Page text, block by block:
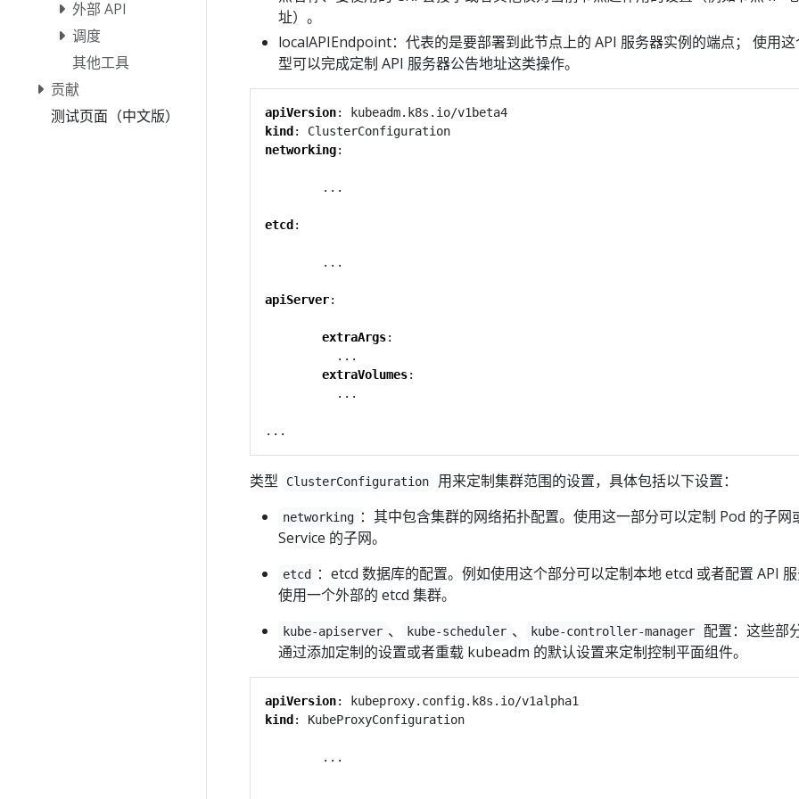
外部 API
调度
其他工具
贡献
测试页面（中文版）
址）。
localAPIEndpoint：代表的是要部署到此节点上的 API 服务器实例的端点； 使用
型可以完成定制 API 服务器公告地址这类操作。
apiVersion:
kubeadm.k8s.io/v1beta4
kind :
ClusterConfiguration
networking:
...
etcd :
...
apiServer:
extraArgs:
...
extraVolumes:
...
...
类型 ClusterConfiguration 用来定制集群范围的设置，具体包括以下设置：
networking ：其中包含集群的网络拓扑配置。使用这一部分可以定制 Pod 的子网
Service 的子网。
etcd
：etcd 数据库的配置。例如使用这个部分可以定制本地 etcd 或者配置 API
使用一个外部的 etcd 集群。
kube-apiserver 、 kube-scheduler 、 kube-controller-manager
配置：这些部
通过添加定制的设置或者重载 kubeadm 的默认设置来定制控制平面组件。
apiVersion:
kubeproxy.config.k8s.io/v1alpha1
kind : KubeProxyConfiguration
...